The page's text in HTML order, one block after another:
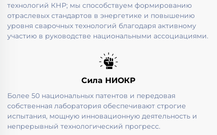
технологий КНР; мы способствуем формированию
отраслевых стандартов в энергетике и повышению
уровня сварочных технологий благодаря активному
участию в руководстве национальными ассоциациями.
Сила НИОКР
Более 50 национальных патентов и передовая
собственная лаборатория обеспечивают строгие
испытания, мощную инновационную деятельность и
непрерывный технологический прогресс.